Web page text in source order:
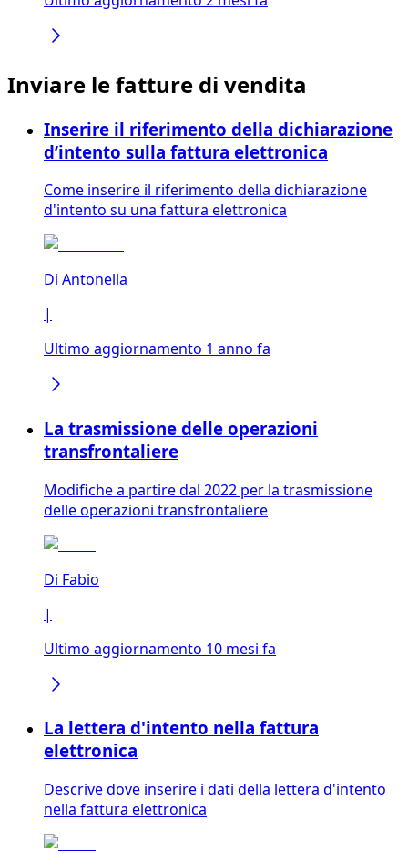
Inviare le fatture di vendita
Inserire il riferimento della dichiarazione
d’intento sulla fattura elettronica
Come inserire il riferimento della dichiarazione
d'intento su una fattura elettronica
Di Antonella
|
Ultimo aggiornamento 1 anno fa
La trasmissione delle operazioni
transfrontaliere
Modifiche a partire dal 2022 per la trasmissione
delle operazioni transfrontaliere
Di Fabio
|
Ultimo aggiornamento 10 mesi fa
La lettera d'intento nella fattura
elettronica
Descrive dove inserire i dati della lettera d'intento
nella fattura elettronica